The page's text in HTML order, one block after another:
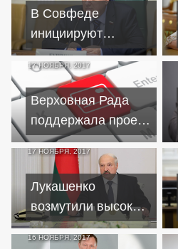
В Совфеде
инициируют
предоставление
креативным
кластерам льготных
кредитов
17 НОЯБРЯ, 2017
Верховная Рада
поддержала проект
закона о кредитном
реестре Нацбанка
17 НОЯБРЯ, 2017
Лукашенко
возмутили высокие
зарплаты
белорусских
16 НОЯБРЯ, 2017